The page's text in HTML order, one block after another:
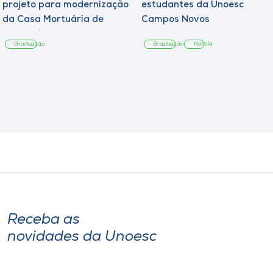
projeto para modernização
da Casa Mortuária de
Graduação
estudantes da Unoesc
Campos Novos
Graduação Notícia
Receba as
novidades da Unoesc